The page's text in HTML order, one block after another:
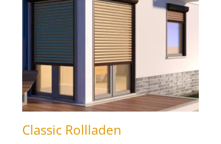
Classic Rollladen